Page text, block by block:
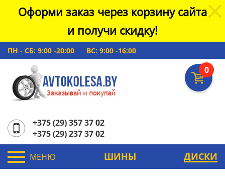
Оформи заказ через корзину сайта
и получи скидку!
ПН - СБ: 9:00 -20:00 ВС: 9:00 -16:00
0
+375 (29) 357 37 02
+375 (29) 237 37 02
МЕНЮ ШИНЫ ДИСКИ